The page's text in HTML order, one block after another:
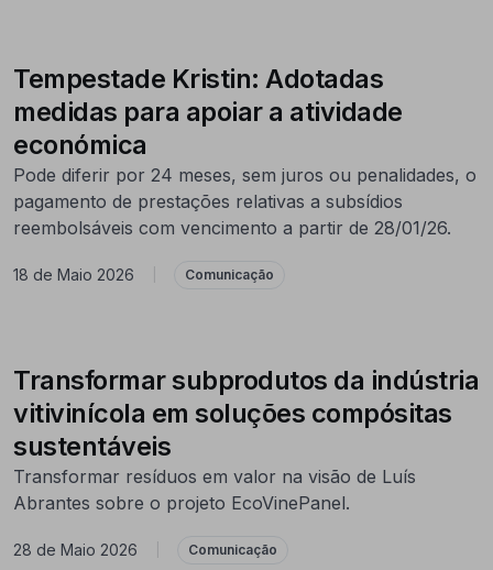
Tempestade Kristin: Adotadas
medidas para apoiar a atividade
económica
Pode diferir por 24 meses, sem juros ou penalidades, o
pagamento de prestações relativas a subsídios
reembolsáveis com vencimento a partir de 28/01/26.
18 de Maio 2026 Comunicação
Transformar subprodutos da indústria
vitivinícola em soluções compósitas
sustentáveis
Transformar resíduos em valor na visão de Luís
Abrantes sobre o projeto EcoVinePanel.
28 de Maio 2026 Comunicação